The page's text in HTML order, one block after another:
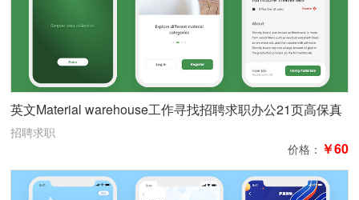
英文Material warehouse工作寻找招聘求职办公21页高保真
含交互
招聘求职
价格： ￥60